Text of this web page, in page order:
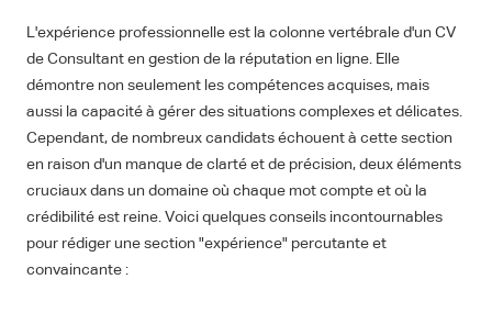
L'expérience professionnelle est la colonne vertébrale d'un CV
de Consultant en gestion de la réputation en ligne. Elle
démontre non seulement les compétences acquises, mais
aussi la capacité à gérer des situations complexes et délicates.
Cependant, de nombreux candidats échouent à cette section
en raison d'un manque de clarté et de précision, deux éléments
cruciaux dans un domaine où chaque mot compte et où la
crédibilité est reine. Voici quelques conseils incontournables
pour rédiger une section "expérience" percutante et
convaincante :